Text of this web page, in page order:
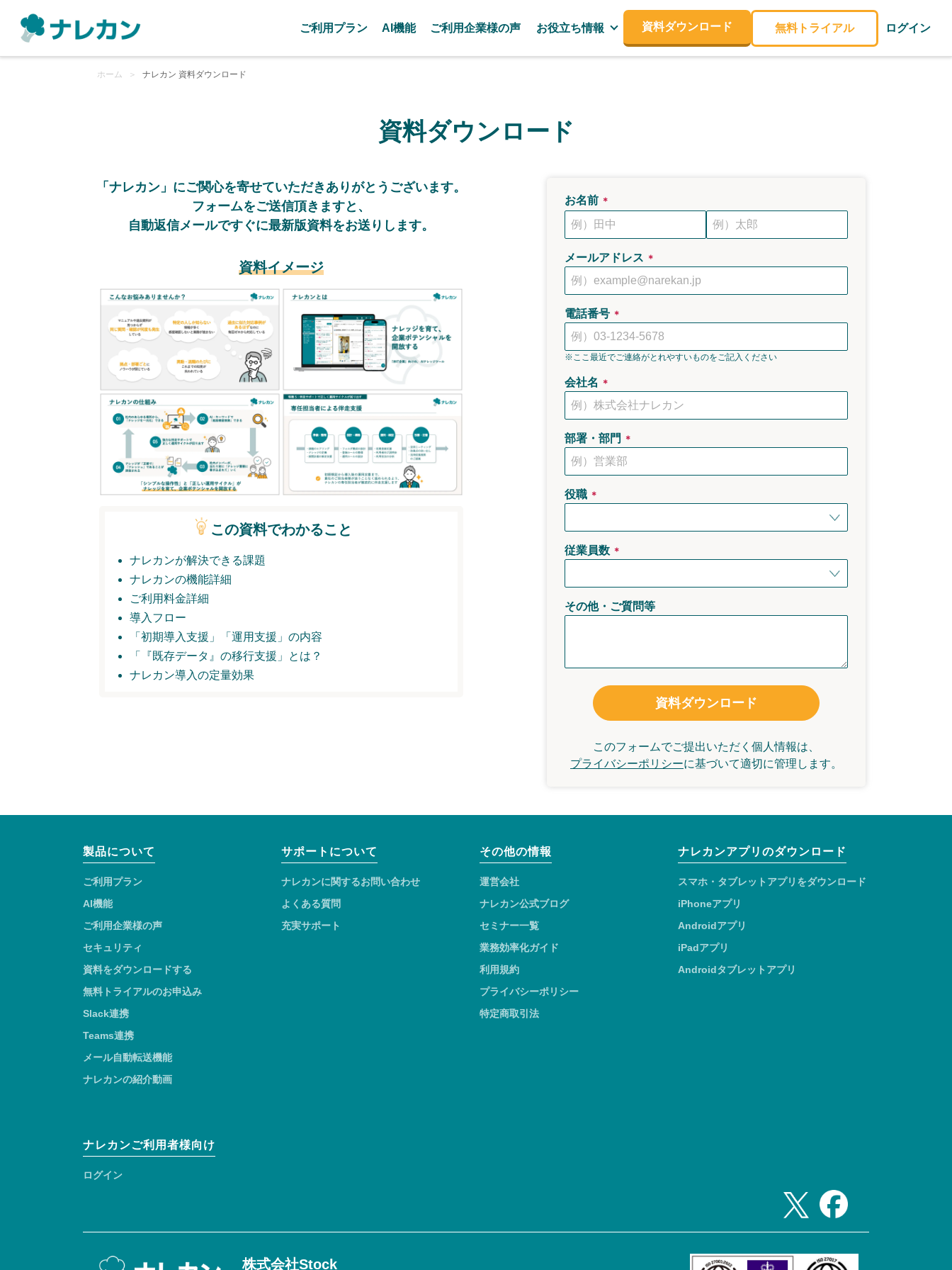
ご利用プラン AI機能 ご利用企業様の声 お役立ち情報 資料ダウンロード 無料トライアル ログイン
ホーム ＞ ナレカン 資料ダウンロード
資料ダウンロード
「ナレカン」にご関心を寄せていただき ありがとうございます。
フォームをご送信頂きますと、
自動返信メールですぐに最新版資料をお送りします。
資料イメージ
この資料でわかること
ナレカンが解決できる課題
ナレカンの機能詳細
ご利用料金詳細
導入フロー
「初期導入支援」
「運用支援」の内容
「『既存データ』の移行支援」とは？
ナレカン導入の定量効果
お名前 ＊
メールアドレス ＊
電話番号 ＊
※ここ最近でご連絡がとれやすいものをご記入ください
会社名 ＊
部署・部門 ＊
役職 ＊
従業員数 ＊
その他・ご質問等
資料ダウンロード
このフォームでご提出いただく個人情報は、
プライバシーポリシーに基づいて適切に管理します。
製品について
ご利用プラン
AI機能
ご利用企業様の声
セキュリティ
資料をダウンロードする
無料トライアルのお申込み
Slack連携
Teams連携
メール自動転送機能
ナレカンの紹介動画
サポートについて
ナレカンに関するお問い合わせ
よくある質問
充実サポート
その他の情報
運営会社
ナレカン公式ブログ
セミナー一覧
業務効率化ガイド
利用規約
プライバシーポリシー
特定商取引法
ナレカンアプリのダウンロード
スマホ・タブレットアプリをダウンロード
iPhoneアプリ
Androidアプリ
iPadアプリ
Androidタブレットアプリ
ナレカンご利用者様向け
ログイン
株式会社Stock